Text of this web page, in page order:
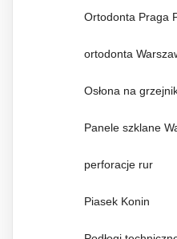
Ortodonta Praga
ortodonta
Osłona na
Panele szklane
perforacje rur
Piasek Konin